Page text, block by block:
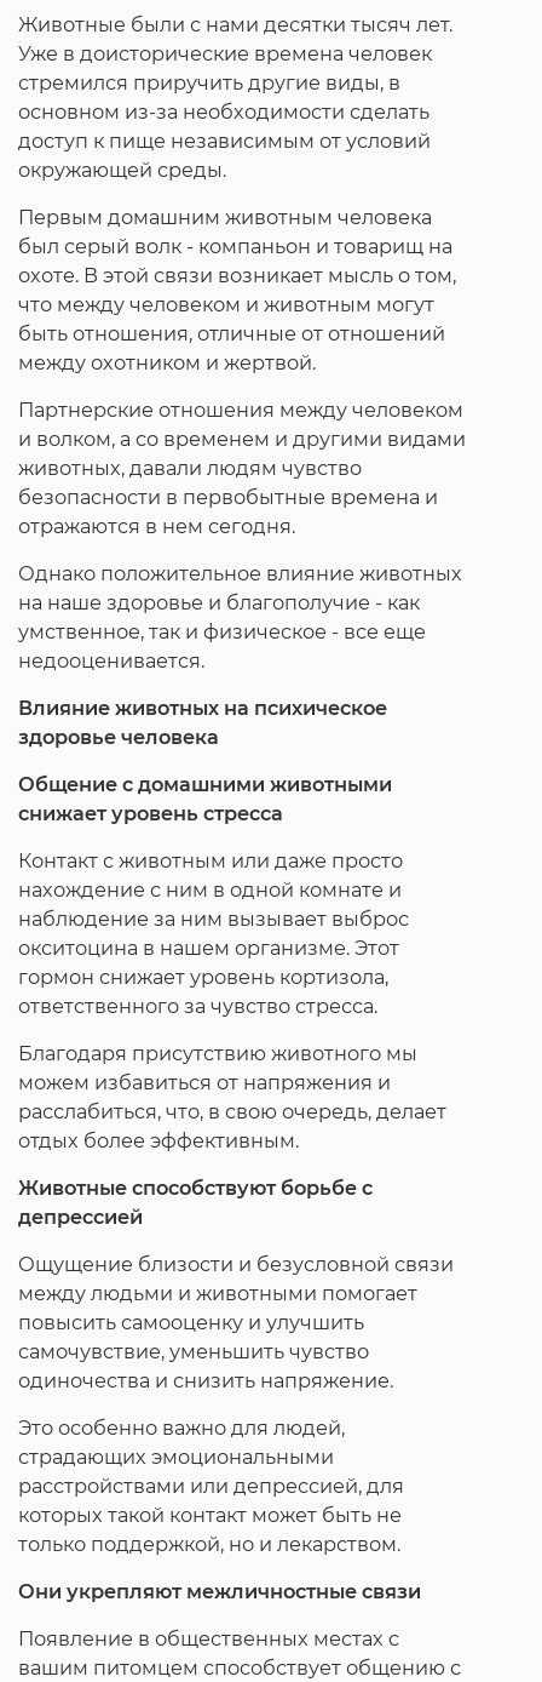
Животные были с нами десятки тысяч лет.
Уже в доисторические времена человек
стремился приручить другие виды, в
основном из-за необходимости сделать
доступ к пище независимым от условий
окружающей среды.
Первым домашним животным человека
был серый волк - компаньон и товарищ на
охоте. В этой связи возникает мысль о том,
что между человеком и животным могут
быть отношения, отличные от отношений
между охотником и жертвой.
Партнерские отношения между человеком
и волком, а со временем и другими видами
животных, давали людям чувство
безопасности в первобытные времена и
отражаются в нем сегодня.
Однако положительное влияние животных
на наше здоровье и благополучие - как
умственное, так и физическое - все еще
недооценивается.
Влияние животных на психическое
здоровье человека
Общение с домашними животными
снижает уровень стресса
Контакт с животным или даже просто
нахождение с ним в одной комнате и
наблюдение за ним вызывает выброс
окситоцина в нашем организме. Этот
гормон снижает уровень кортизола,
ответственного за чувство стресса.
Благодаря присутствию животного мы
можем избавиться от напряжения и
расслабиться, что, в свою очередь, делает
отдых более эффективным.
Животные способствуют борьбе с
депрессией
Ощущение близости и безусловной связи
между людьми и животными помогает
повысить самооценку и улучшить
самочувствие, уменьшить чувство
одиночества и снизить напряжение.
Это особенно важно для людей,
страдающих эмоциональными
расстройствами или депрессией, для
которых такой контакт может быть не
только поддержкой, но и лекарством.
Они укрепляют межличностные связи
Появление в общественных местах с
вашим питомцем способствует общению с